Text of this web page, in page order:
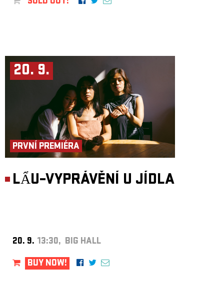
20. 9.
PRVNÍ PREMIÉRA
LẨU–VYPRÁVĚNÍ U JÍDLA
20. 9. 13:30, BIG HALL
BUY NOW!